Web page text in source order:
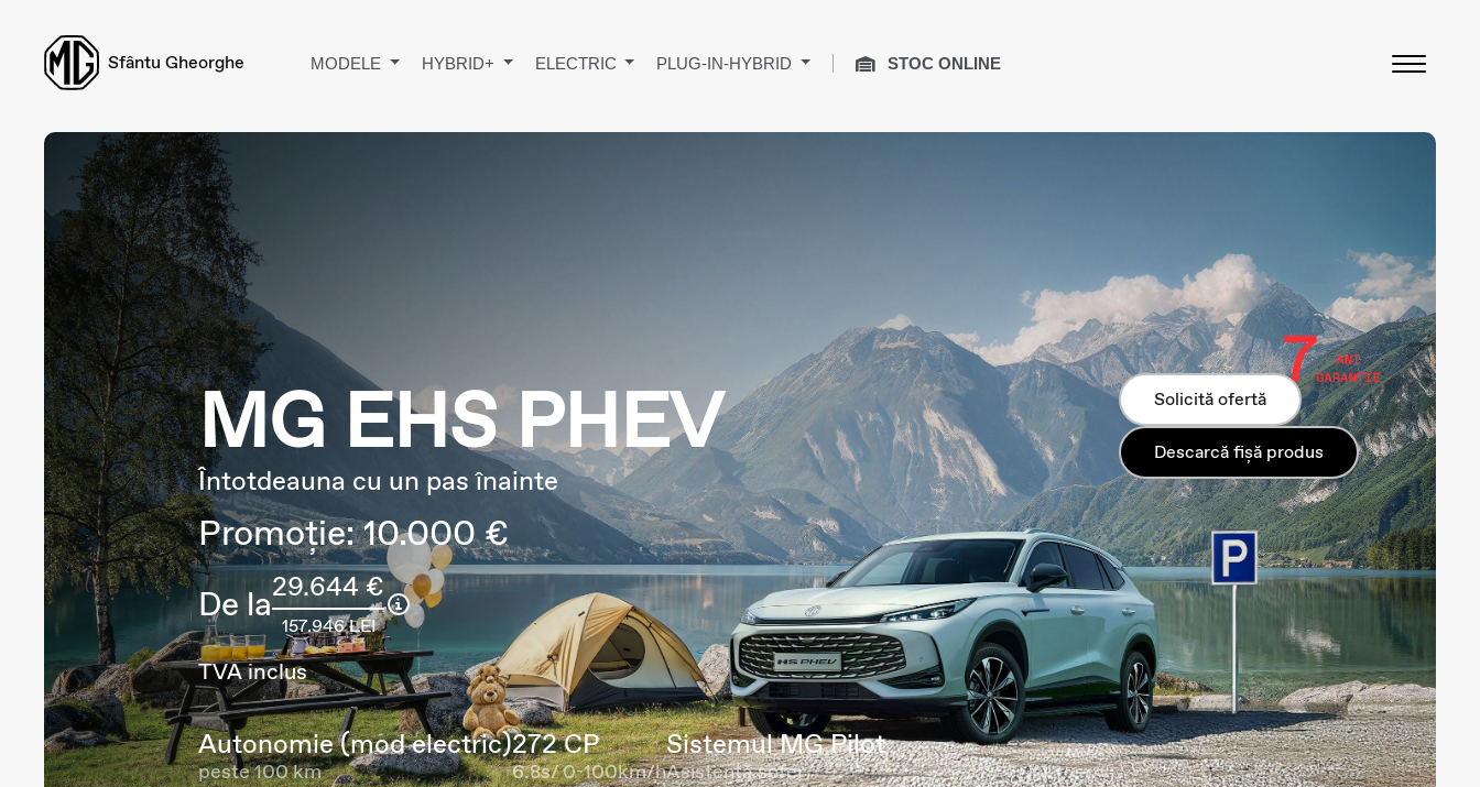
Sfântu Gheorghe MODELE HYBRID+ ELECTRIC PLUG-IN-HYBRID STOC ONLINE
MG EHS PHEV
Întotdeauna cu un pas înainte
Promoție: 10.000 €
De la29.644 €
157.946 LEI
TVA inclus
Autonomie (mod electric)
peste 100 km
272 CP
6.8s/ 0-100km/h
Sistemul MG Pilot
Asistență șofer
Solicită ofertă
Descarcă fișă produs